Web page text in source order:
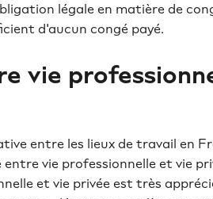
légale en matière de
d'aucun congé payé.
vie
entre les lieux de travail en
vie professionnelle et vie
et vie privée est très